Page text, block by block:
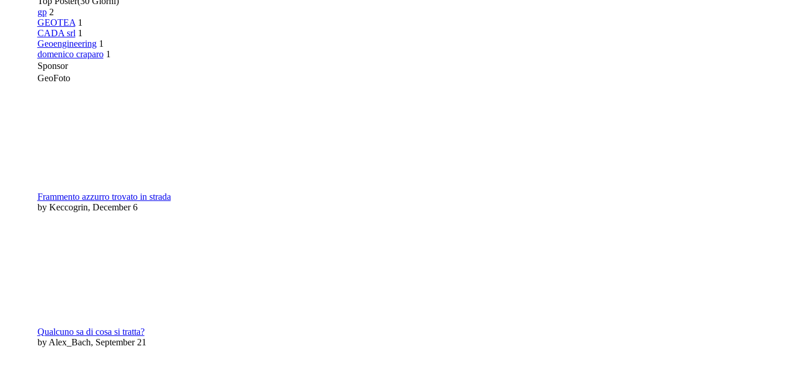
gp 2
GEOTEA 1
CADA srl 1
Geoengineering 1
domenico craparo 1
Sponsor
GeoFoto
Frammento azzurro trovato in strada
by Keccogrin, December 6
Qualcuno sa di cosa si tratta?
by Alex_Bach, September 21